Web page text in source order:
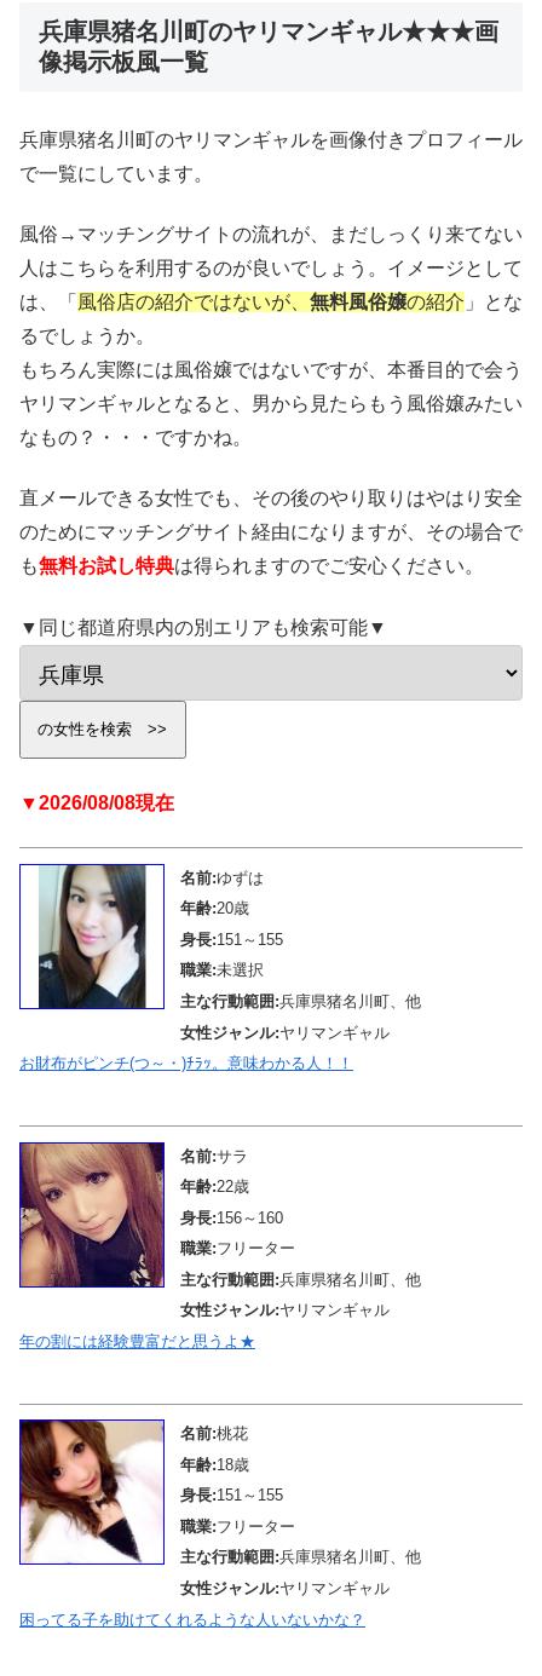
兵庫県猪名川町のヤリマンギャル★★★画
像掲示板風一覧
兵庫県猪名川町のヤリマンギャルを画像付きプロフィール
で一覧にしています。
風俗→マッチングサイトの流れが、まだしっくり来てない
人はこちらを利用するのが良いでしょう。イメージとして
は、「 風俗店の紹介ではないが、 無料風俗嬢の紹介 」とな
るでしょうか。
もちろん実際には風俗嬢ではないですが、本番目的で会う
ヤリマンギャルとなると、男から見たらもう風俗嬢みたい
なもの？・・・ですかね。
直メールできる女性でも、その後のやり取りはやはり安全
のためにマッチングサイト経由になりますが、その場合で
も無料お試し特典は得られますのでご安心ください。
▼同じ都道府県内の別エリアも検索可能▼
▼2026/08/08現在
名前:ゆずは
年齢:20歳
身長:151～155
職業:未選択
主な行動範囲:兵庫県猪名川町、他
女性ジャンル:ヤリマンギャル
お財布がピンチ(つ～・)ﾁﾗｯ。意味わかる人！！
名前:サラ
年齢:22歳
身長:156～160
職業:フリーター
主な行動範囲:兵庫県猪名川町、他
女性ジャンル:ヤリマンギャル
年の割には経験豊富だと思うよ★
名前:桃花
年齢:18歳
身長:151～155
職業:フリーター
主な行動範囲:兵庫県猪名川町、他
女性ジャンル:ヤリマンギャル
困ってる子を助けてくれるような人いないかな？